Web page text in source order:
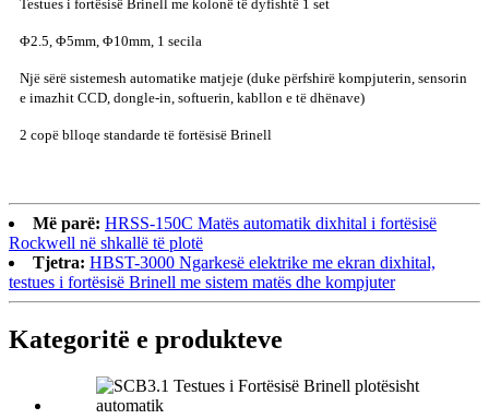
Testues i fortësisë Brinell me kolonë të dyfishtë 1 set
Φ2.5, Φ5mm, Φ10mm, 1 secila
Një sërë sistemesh automatike matjeje (duke përfshirë kompjuterin, sensorin
e imazhit CCD, dongle-in, softuerin, kabllon e të dhënave)
2 copë blloqe standarde të fortësisë Brinell
Më parë: HRSS-150C Matës automatik dixhital i fortësisë
Rockwell në shkallë të plotë
Tjetra: HBST-3000 Ngarkesë elektrike me ekran dixhital,
testues i fortësisë Brinell me sistem matës dhe kompjuter
Kategoritë e produkteve